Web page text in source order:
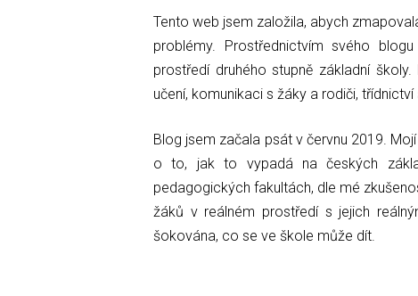
Tento web jsem založila, abych
problémy. Prostřednictvím svého
prostředí druhého stupně základní
učení, komunikaci s žáky a rodiči,
Blog jsem začala psát v červnu 2019.
o to, jak to vypadá na českých
pedagogických fakultách, dle mé
žáků v reálném prostředí s jejich
šokována, co se ve škole může dít.